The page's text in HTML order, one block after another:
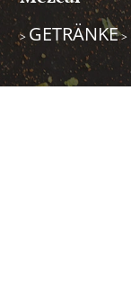
> GETRÄNKE>